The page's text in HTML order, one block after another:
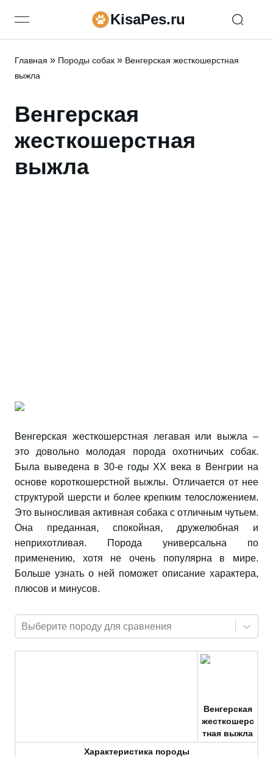
open navigation menuKisaPes.ru
Главная » Породы собак » Венгерская жесткошерстная
выжла
Венгерская
жесткошерстная
выжла
Венгерская жесткошерстная легавая или выжла –
это довольно молодая порода охотничьих собак.
Была выведена в 30-е годы XX века в Венгрии на
основе короткошерстной выжлы. Отличается от нее
структурой шерсти и более крепким телосложением.
Это выносливая активная собака с отличным чутьем.
Она преданная, спокойная, дружелюбная и
неприхотливая. Порода универсальна по
применению, хотя не очень популярна в мире.
Больше узнать о ней поможет описание характера,
плюсов и минусов.
Выберите породу для сравнения
Венгерская
жесткошерс
тная выжла
Характеристика породы